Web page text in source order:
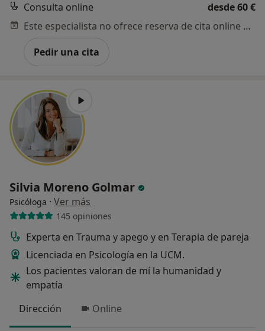
Consulta online
desde 60 €
Este especialista no ofrece reserva de cita online en esta dirección.
Pedir una cita
Silvia Moreno Golmar
Psicóloga · Ver más
145 opiniones
Experta en Trauma y apego y en Terapia de pareja
Licenciada en Psicología en la UCM.
Los pacientes valoran de mí la humanidad y
empatía
Dirección
Online